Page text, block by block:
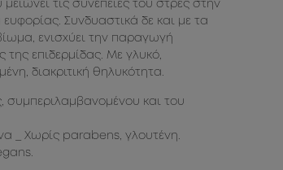
τις συνέπειες του στρες στην
Συνδυαστικά δε και με τα
ενισχύει την παραγωγή
επιδερμίδας. Με γλυκό,
διακριτική θηλυκότητα.
συμπεριλαμβανομένου και του
_ Χωρίς parabens, γλουτένη.